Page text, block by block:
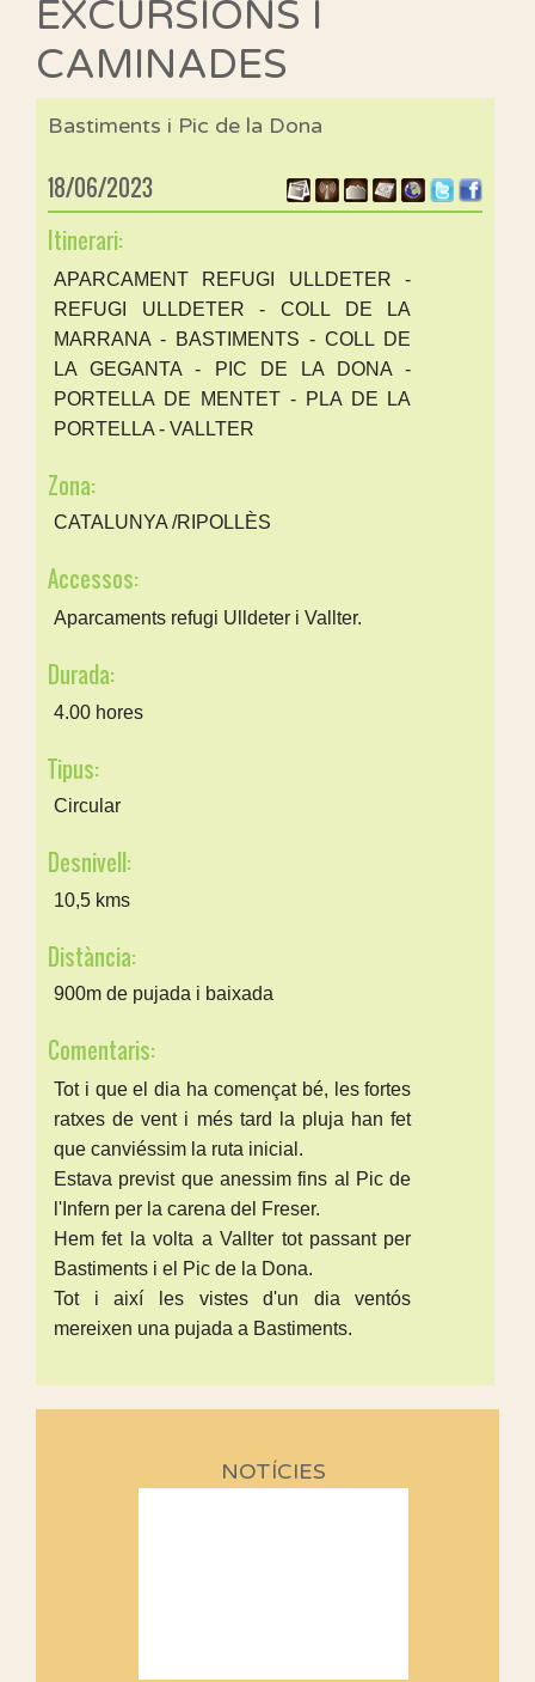
EXCURSIONS I
CAMINADES
Bastiments i Pic de la Dona
18/06/2023
Itinerari:
APARCAMENT REFUGI ULLDETER -
REFUGI ULLDETER - COLL DE LA
MARRANA - BASTIMENTS - COLL DE
LA GEGANTA - PIC DE LA DONA -
PORTELLA DE MENTET - PLA DE LA
PORTELLA - VALLTER
Zona:
CATALUNYA /RIPOLLÈS
Accessos:
Aparcaments refugi Ulldeter i Vallter.
Durada:
4.00 hores
Tipus:
Circular
Desnivell:
10,5 kms
Distància:
900m de pujada i baixada
Comentaris:
Tot i que el dia ha començat bé, les fortes
ratxes de vent i més tard la pluja han fet
que canviéssim la ruta inicial.
Estava previst que anessim fins al Pic de
l'Infern per la carena del Freser.
Hem fet la volta a Vallter tot passant per
Bastiments i el Pic de la Dona.
Tot i així les vistes d'un dia ventós
mereixen una pujada a Bastiments.
NOTÍCIES